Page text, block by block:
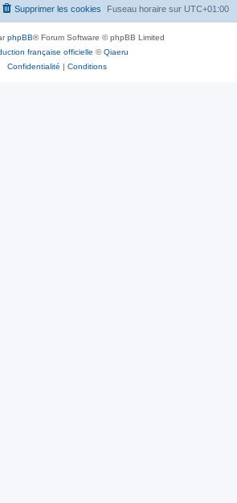
e
Fuseau horaire sur UTC+01:00
Supprimer les cookies
phpBB® Forum Software © phpBB Limited
française officielle ©Qiaeru
Confidentialité | Conditions